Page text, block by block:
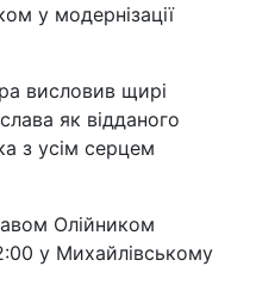
у модернізації
висловив щирі
як відданого
з усім серцем
Олійником
у Михайлівському